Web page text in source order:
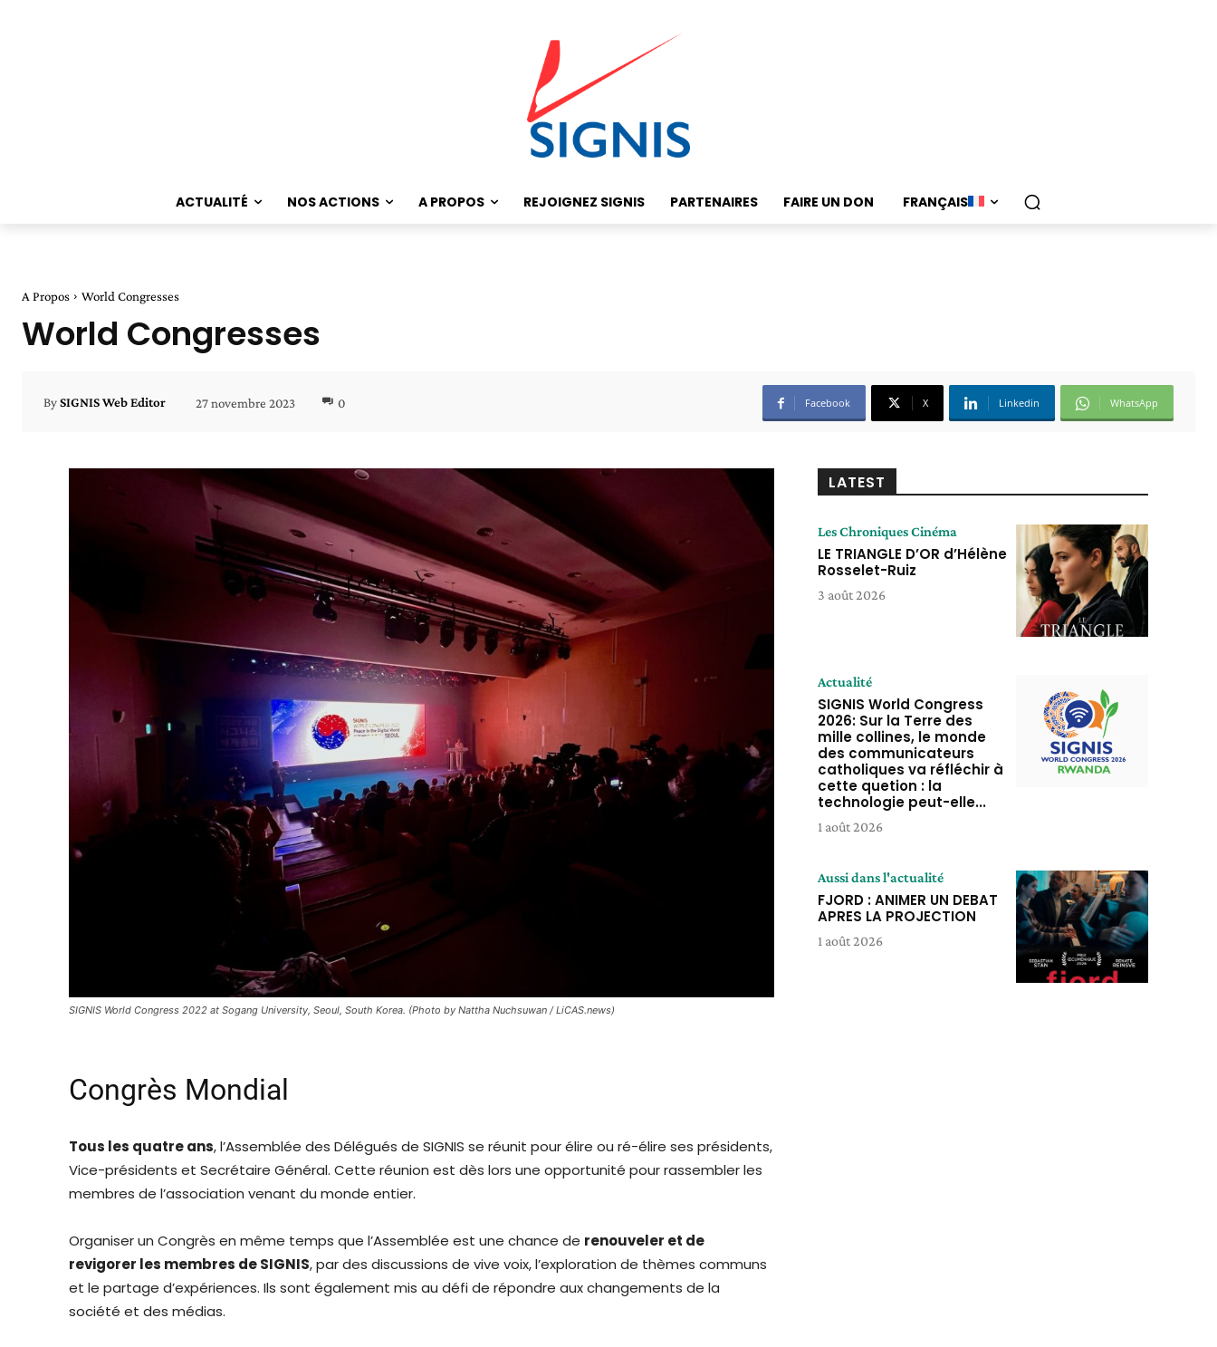
ACTUALITÉ NOS ACTIONS A PROPOS REJOIGNEZ SIGNIS PARTENAIRES FAIRE UN DON FRANÇAIS
A Propos World Congresses
World Congresses
BySIGNIS Web Editor 27 novembre 2023 0 Facebook X Linkedin WhatsApp
SIGNIS World Congress 2022 at Sogang University, Seoul, South Korea. (Photo by Nattha Nuchsuwan / LiCAS.news)
Congrès Mondial
Tous les quatre ans, l’Assemblée des Délégués de SIGNIS se réunit pour élire ou ré-élire ses présidents,
Vice-présidents et Secrétaire Général. Cette réunion est dès lors une opportunité pour rassembler les
membres de l’association venant du monde entier.
Organiser un Congrès en même temps que l’Assemblée est une chance de renouveler et de
revigorer les membres de SIGNIS, par des discussions de vive voix, l’exploration de thèmes communs
et le partage d’expériences. Ils sont également mis au défi de répondre aux changements de la
société et des médias.
LATEST
Les Chroniques Cinéma
LE TRIANGLE D’OR d’Hélène
Rosselet-Ruiz
3 août 2026
Actualité
SIGNIS World Congress
2026: Sur la Terre des
mille collines, le monde
des communicateurs
catholiques va réfléchir à
cette quetion : la
technologie peut-elle...
1 août 2026
Aussi dans l'actualité
FJORD : ANIMER UN DEBAT
APRES LA PROJECTION
1 août 2026